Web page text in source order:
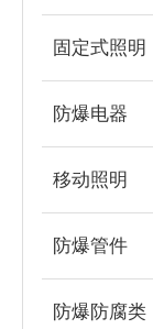
固定式照明
防爆电器
移动照明
防爆管件
防爆防腐类